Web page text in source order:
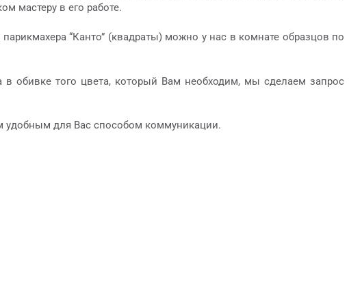
мастеру в его работе.
“Канто” (квадраты) можно у нас в комнате образцов по
обивке того цвета, который Вам необходим, мы сделаем запрос
удобным для Вас способом коммуникации.